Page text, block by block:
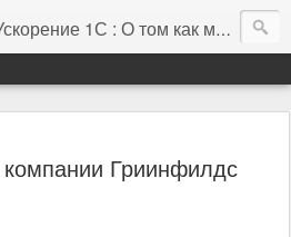
1С : О том как мы это делаем. И не только про это.
Гриинфилдс